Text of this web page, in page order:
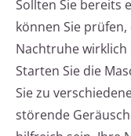
Sollten Sie bereits
können Sie
Nachtruhe
Starten Sie die
Sie zu
störende